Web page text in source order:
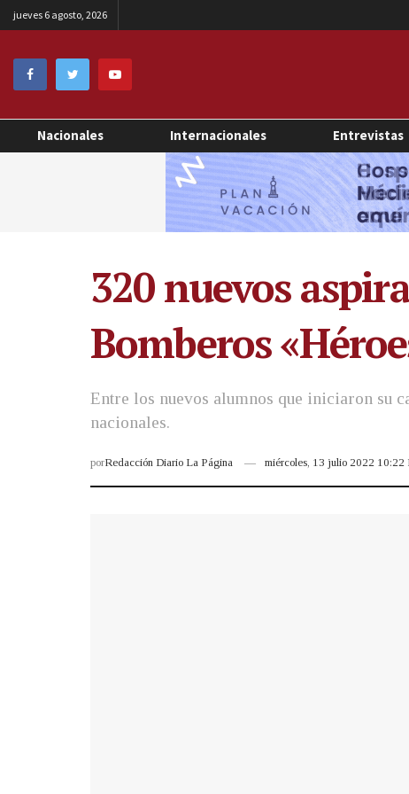
jueves 6 agosto, 2026
Nacionales Internacionales Entrevistas
320 nuevos
Bomberos
Entre los nuevos alumnos que iniciaron su
nacionales.
porRedacción Diario La Página miércoles, 13 julio 2022 10:22